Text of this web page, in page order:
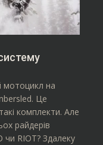
мотоцикл на
Це
комплекти. Але
райдерів
RIOT? Здалеку